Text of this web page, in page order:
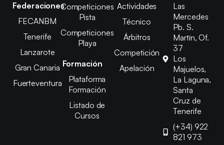
Federaciones
FECANBM
Tenerife
Lanzarote
Gran Canaria
Fuerteventura
Competiciones
Pista
Competiciones
Playa
Formación
Plataforma
Formación
Listado de
Cursos
Actividades
Técnico
Árbitros
Competición
Apelación
Las
Mercedes
Pb. S.
Martín, Of.
37
Los
Majuelos,
La Laguna,
Santa
Cruz de
Tenerife
(+34) 922
821 973